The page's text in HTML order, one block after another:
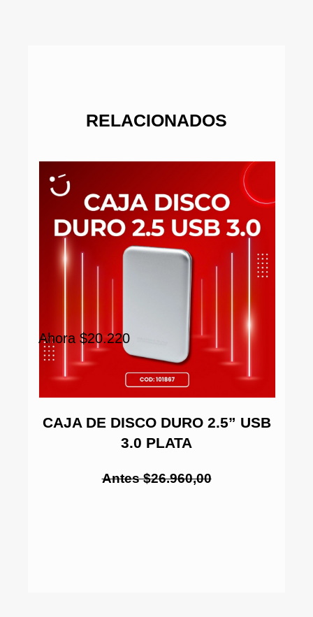
RELACIONADOS
CAJA DE DISCO DURO 2.5” USB
3.0 PLATA
Antes $26.960,00
Ahora $20.220